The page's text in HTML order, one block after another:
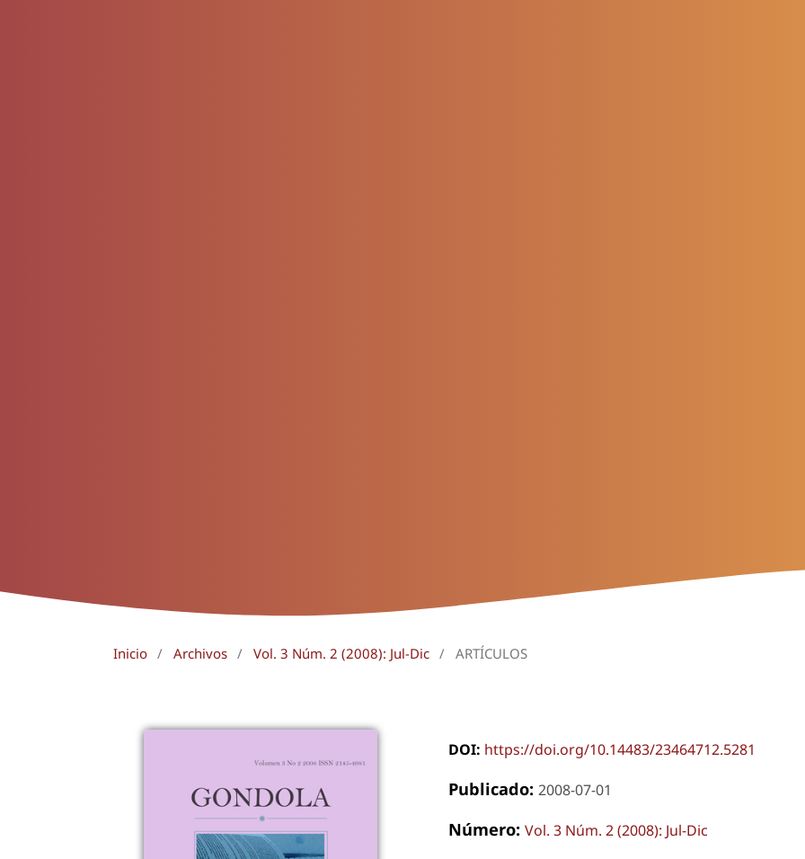
Inicio / Archivos / Vol. 3 Núm. 2 (2008): Jul-Dic / ARTÍCULOS
DOI: https://doi.org/10.14483/23464712.5281
Publicado: 2008-07-01
Número: Vol. 3 Núm. 2 (2008): Jul-Dic